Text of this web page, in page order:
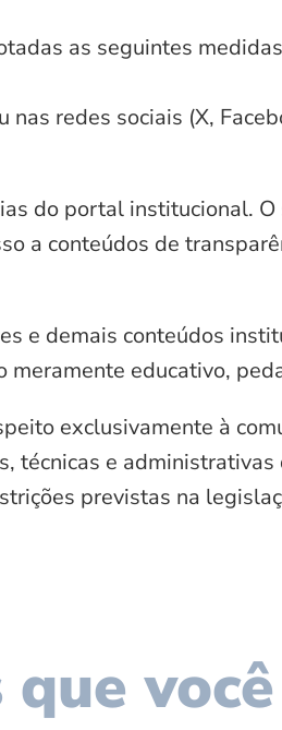
as seguintes
redes sociais (X,
do portal institucional.
a conteúdos de
e demais conteúdos
meramente educativo,
exclusivamente à
técnicas e
previstas na
que